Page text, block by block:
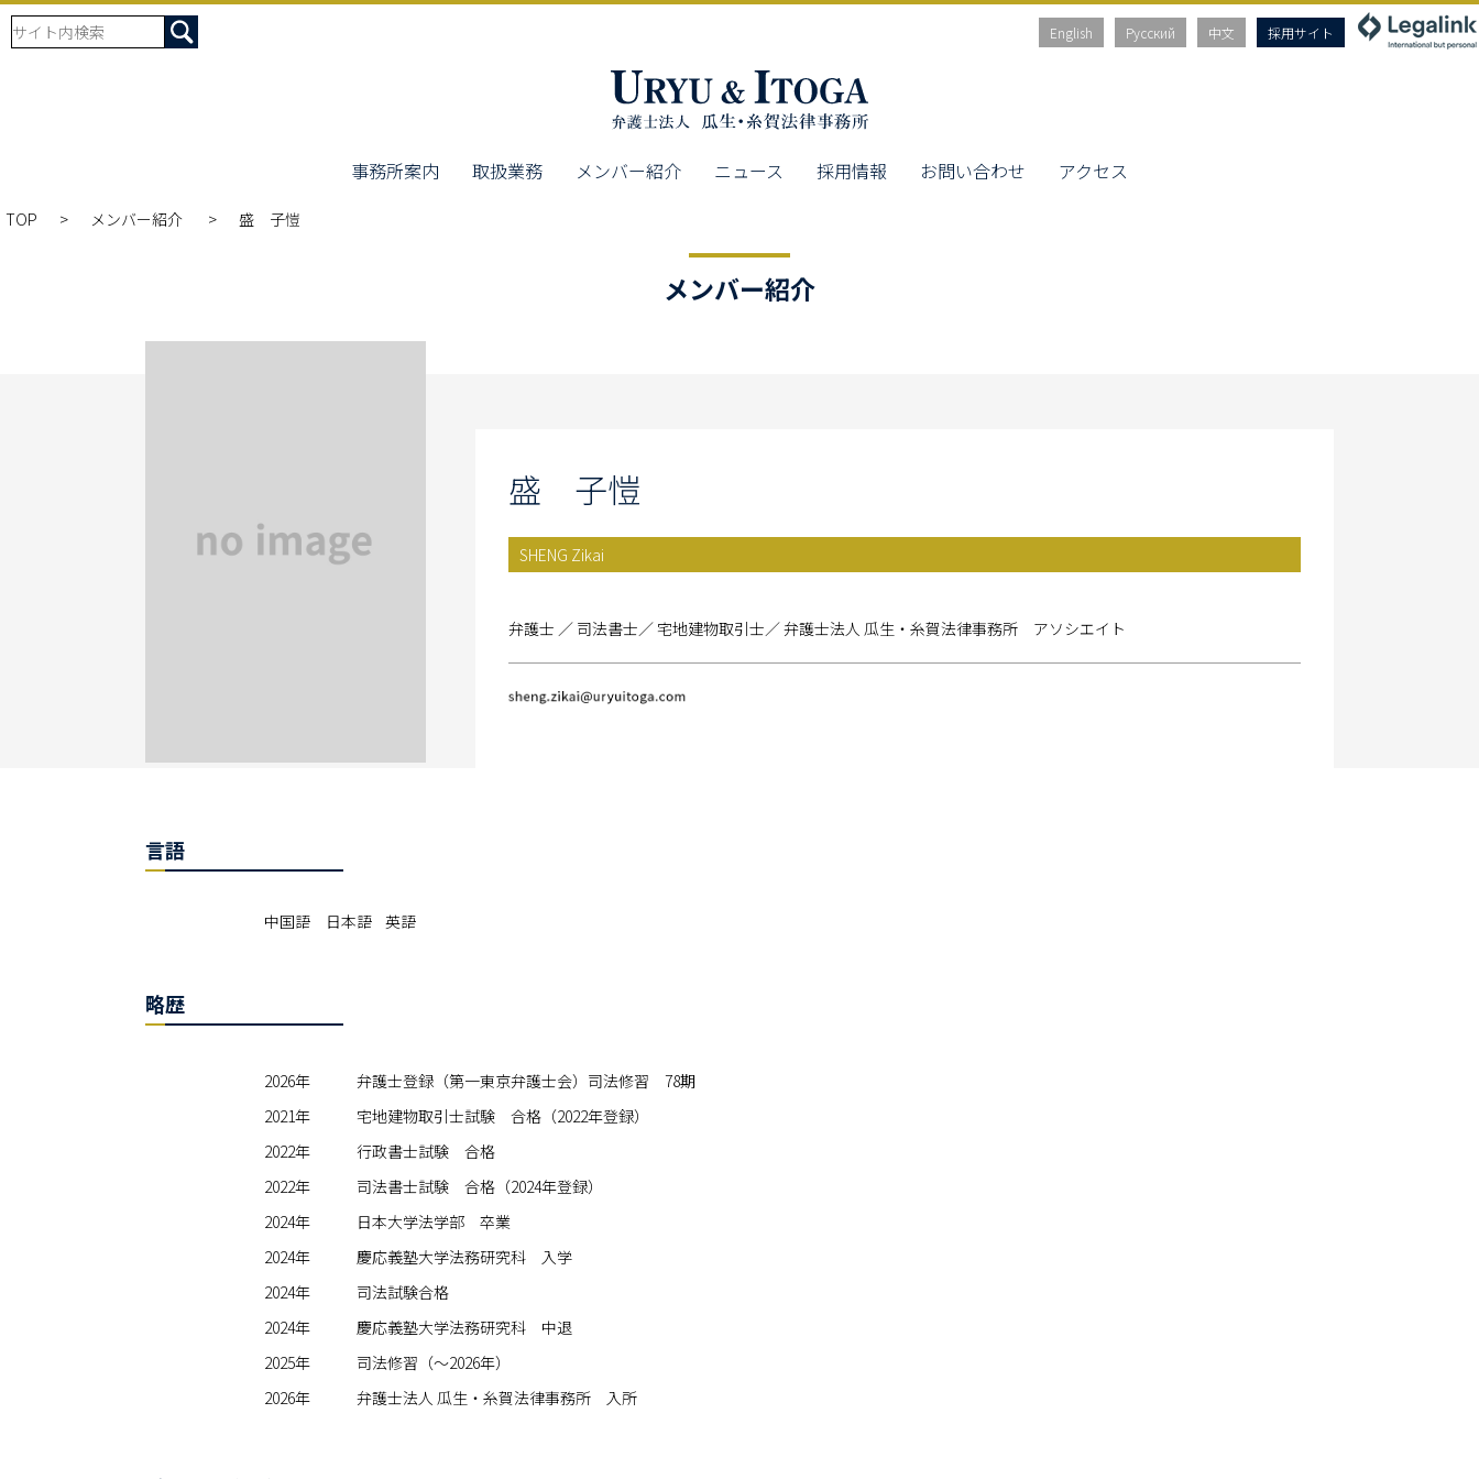
English Русский 中文 採用サイト
事務所案内 取扱業務 メンバー紹介 ニュース 採用情報 お問い合わせ アクセス
TOP メンバー紹介 盛 子愷
メンバー紹介
盛 子愷
SHENG Zikai
弁護士 ／ 司法書士／ 宅地建物取引士／ 弁護士法人 瓜生・糸賀法律事務所 アソシエイト
言語
中国語 日本語 英語
略歴
2026年
弁護士登録（第一東京弁護士会）司法修習 78期
2021年
宅地建物取引士試験 合格（2022年登録）
2022年
行政書士試験 合格
2022年
司法書士試験 合格（2024年登録）
2024年
日本大学法学部 卒業
2024年
慶応義塾大学法務研究科 入学
2024年
司法試験合格
2024年
慶応義塾大学法務研究科 中退
2025年
司法修習（～2026年）
2026年
弁護士法人 瓜生・糸賀法律事務所 入所